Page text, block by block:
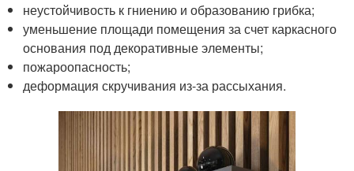
неустойчивость к гниению и образованию грибка;
уменьшение площади помещения за счет каркасного
основания под декоративные элементы;
пожароопасность;
деформация скручивания из-за рассыхания.